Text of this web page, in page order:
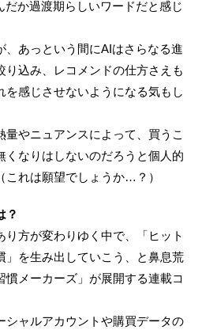
だか過渡期らしいワードだと感じ
、あっという間にAIはさらなる進
り込み、レコメンドの仕方さえも
を感じさせないようになる気もし
やニュアンスによって、買うこ
くなりはしないのだろうと個人的
これは願望でしょうか…？）
？
り方が変わりゆく中で、「ヒット
」を生み出していこう、と鼻息荒
慣メーカーズ」が展開する連載コ
シャルアカウントや購買データの